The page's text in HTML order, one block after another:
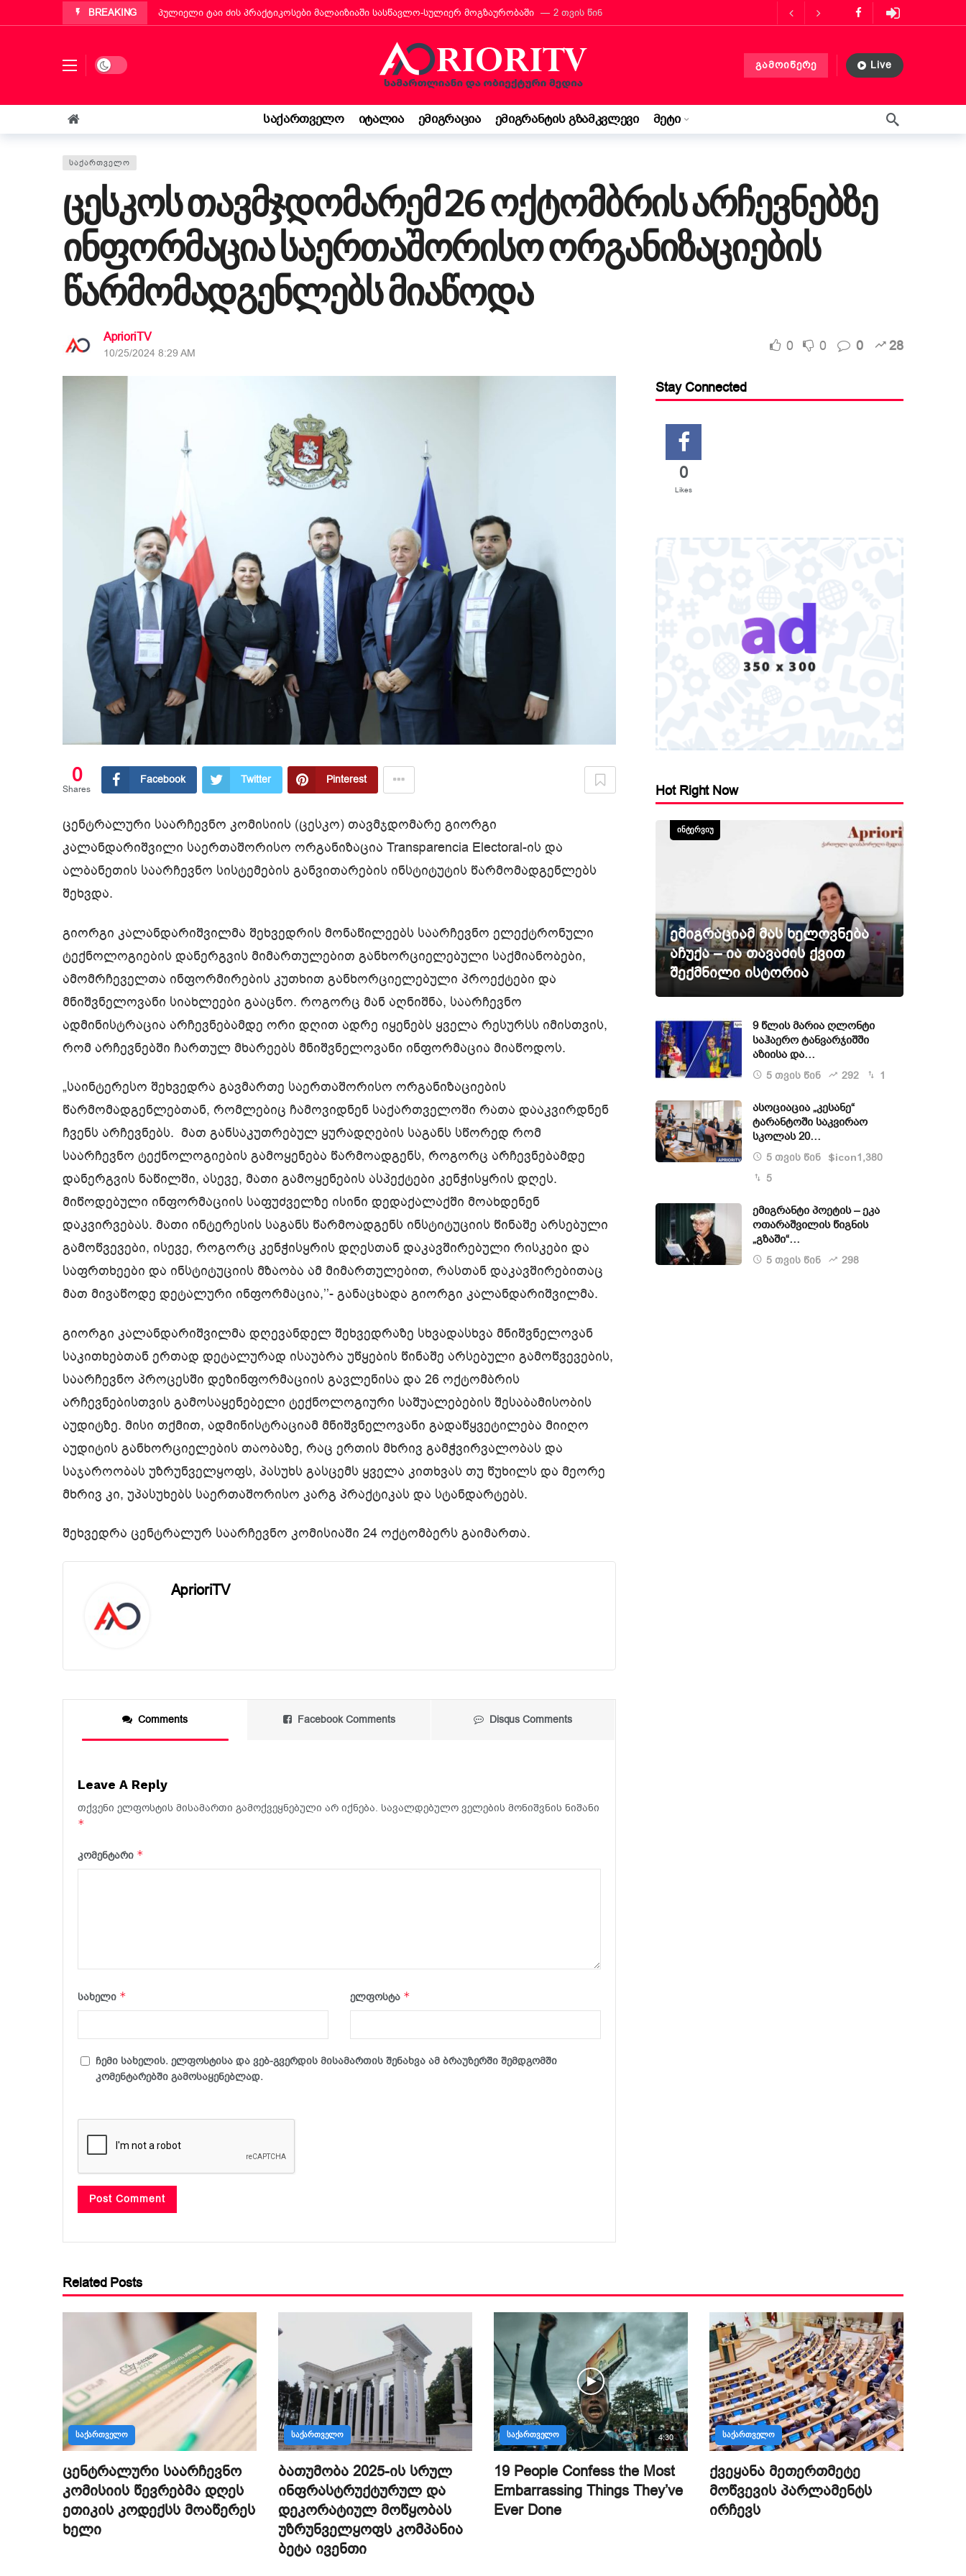
BREAKING პულიელი ტაი ძის პრაქტიკოსები მალაიზიაში სასწავლო-სულიერ მოგზაურობაში
2 თვის წინ
„ბეტა ჰოლდინგი“ EBIT 2026-ის მთავარი მხარდამჭერია — ბათუმი ტურიზმის საერთაშორისო გამოფენას მასპინძლობს
ქართველმა ემიგრანტმა მოსწავლემ იტალიაში პოეზიის კონკურსი მოიგო
3 თვის წინ
რა უნდა იცოდეს „კოლფ-ბადანტემ“ შემოსავლის დეკლარაცია 730-ს შესახებ! ვალდებულება თუ შესაძლებლობა?
3 თვის წინ
იტალიის პარლამენტმა „უსაფრთხოების დეკრეტი“ დაამტკიცა – რას ნიშნავს ეს ემიგრანტებისთვის
3 თვის წინ
Dark mode გამოიწერე Live
საქართველო იტალია ემიგრაცია ემიგრანტის გზამკვლევი მეტი
ᲡᲐᲥᲐᲠᲗᲕᲔᲚᲝ
ცესკოს თავმჯდომარემ 26 ოქტომბრის არჩევნებზე
ინფორმაცია საერთაშორისო ორგანიზაციების
წარმომადგენლებს მიაწოდა
AprioriTV
10/25/2024 8:29 AM 0 0 0 28
0
Shares
Facebook Twitter Pinterest
ცენტრალური საარჩევნო კომისიის (ცესკო) თავმჯდომარე გიორგი
კალანდარიშვილი საერთაშორისო ორგანიზაცია Transparencia Electoral-ის და
ალბანეთის საარჩევნო სისტემების განვითარების ინსტიტუტის წარმომადგენლებს
შეხვდა.
გიორგი კალანდარიშვილმა შეხვედრის მონაწილეებს საარჩევნო ელექტრონული
ტექნოლოგიების დანერგვის მიმართულებით განხორციელებული საქმიანობები,
ამომრჩეველთა ინფორმირების კუთხით განხორციელებული პროექტები და
მნიშვნელოვანი სიახლეები გააცნო. როგორც მან აღნიშნა, საარჩევნო
ადმინისტრაცია არჩევნებამდე ორი დღით ადრე იყენებს ყველა რესურსს იმისთვის,
რომ არჩევნებში ჩართულ მხარეებს მნიშვნელოვანი ინფორმაცია მიაწოდოს.
„საინტერესო შეხვედრა გავმართე საერთაშორისო ორგანიზაციების
წარმომადგენლებთან, რომლებიც ჩამოვიდნენ საქართველოში რათა დააკვირდნენ
ჩვენს არჩევნებს. მათ განსაკუთრებულ ყურადღების საგანს სწორედ რომ
საარჩევნო ტექნოლოგიების გამოყენება წარმოადგენს, როგორც არჩევნებამდე
დანერგვის ნაწილში, ასევე, მათი გამოყენების ასპექტები კენჭისყრის დღეს.
მიწოდებული ინფორმაციის საფუძველზე ისინი დედაქალაქში მოახდენენ
დაკვირვებას. მათი ინტერესის საგანს წარმოადგენს ინსტიტუციის წინაშე არსებული
გამოწვევები, ისევე, როგორც კენჭისყრის დღესთან დაკავშირებული რისკები და
საფრთხეები და ინსტიტუციის მზაობა ამ მიმართულებით, რასთან დაკავშირებითაც
მათ მივაწოდე დეტალური ინფორმაცია,’’- განაცხადა გიორგი კალანდარიშვილმა.
გიორგი კალანდარიშვილმა დღევანდელ შეხვედრაზე სხვადასხვა მნიშვნელოვან
საკითხებთან ერთად დეტალურად ისაუბრა უწყების წინაშე არსებული გამოწვევების,
საარჩევნო პროცესში დეზინფორმაციის გავლენისა და 26 ოქტომბრის
არჩევნებისთვის გამოსაყენებელი ტექნოლოგიური საშუალებების შესაბამისობის
აუდიტზე. მისი თქმით, ადმინისტრაციამ მნიშვნელოვანი გადაწყვეტილება მიიღო
აუდიტის განხორციელების თაობაზე, რაც ერთის მხრივ გამჭვირვალობას და
საჯაროობას უზრუნველყოფს, პასუხს გასცემს ყველა კითხვას თუ წუხილს და მეორე
მხრივ კი, უპასუხებს საერთაშორისო კარგ პრაქტიკას და სტანდარტებს.
შეხვედრა ცენტრალურ საარჩევნო კომისიაში 24 ოქტომბერს გაიმართა.
AprioriTV
Comments Facebook Comments Disqus Comments
Leave A Reply
თქვენი ელფოსტის მისამართი გამოქვეყნებული არ იქნება. სავალდებულო ველების მონიშვნის ნიშანი
*
კომენტარი *
სახელი * ელფოსტა *
ჩემი სახელის. ელფოსტისა და ვებ-გვერდის მისამართის შენახვა ამ ბრაუზერში შემდგომში
კომენტარებში გამოსაყენებლად.
Stay Connected
0
Likes
Hot Right Now
ᲘᲜᲢᲔᲠᲕᲘᲣ
ემიგრაციამ მას ხელოვნება
აჩუქა – ია თავაძის ქვით
შექმნილი ისტორია
9 წლის მარია ღლონტი
საჰაერო ტანვარჯიშში
აზიისა და…
5 თვის წინ 292 1
ასოციაცია „კესანე“
ტარანტოში საკვირაო
სკოლას 20…
5 თვის წინ $icon1,380
5
ემიგრანტი პოეტის – ეკა
ოთარაშვილის წიგნის
„გზაში“…
5 თვის წინ 298
Related Posts
ᲡᲐᲥᲐᲠᲗᲕᲔᲚᲝ
ცენტრალური საარჩევნო
კომისიის წევრებმა დღეს
ეთიკის კოდექსს მოაწერეს
ხელი
ᲡᲐᲥᲐᲠᲗᲕᲔᲚᲝ
ბათუმობა 2025-ის სრულ
ინფრასტრუქტურულ და
დეკორატიულ მოწყობას
უზრუნველყოფს კომპანია
ბეტა ივენთი
4:30
ᲡᲐᲥᲐᲠᲗᲕᲔᲚᲝ
19 People Confess the Most
Embarrassing Things They’ve
Ever Done
ᲡᲐᲥᲐᲠᲗᲕᲔᲚᲝ
ქვეყანა მეთერთმეტე
მოწვევის პარლამენტს
ირჩევს